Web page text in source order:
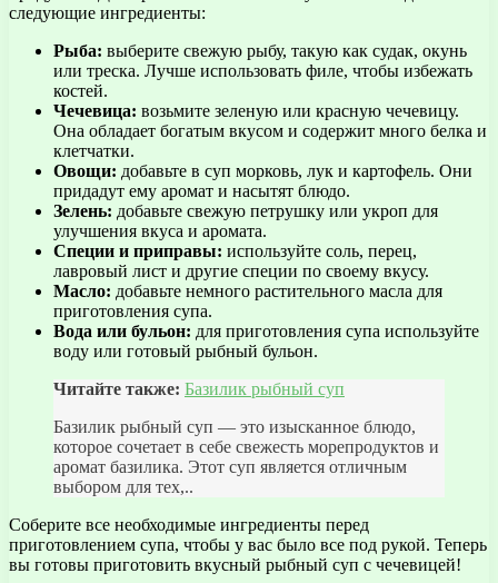
следующие ингредиенты:
Рыба: выберите свежую рыбу, такую как судак, окунь
или треска. Лучше использовать филе, чтобы избежать
костей.
Чечевица: возьмите зеленую или красную чечевицу.
Она обладает богатым вкусом и содержит много белка и
клетчатки.
Овощи: добавьте в суп морковь, лук и картофель. Они
придадут ему аромат и насытят блюдо.
Зелень: добавьте свежую петрушку или укроп для
улучшения вкуса и аромата.
Специи и приправы: используйте соль, перец,
лавровый лист и другие специи по своему вкусу.
Масло: добавьте немного растительного масла для
приготовления супа.
Вода или бульон: для приготовления супа используйте
воду или готовый рыбный бульон.
Читайте также: Базилик рыбный суп
Базилик рыбный суп — это изысканное блюдо,
которое сочетает в себе свежесть морепродуктов и
аромат базилика. Этот суп является отличным
выбором для тех,..
Соберите все необходимые ингредиенты перед
приготовлением супа, чтобы у вас было все под рукой. Теперь
вы готовы приготовить вкусный рыбный суп с чечевицей!